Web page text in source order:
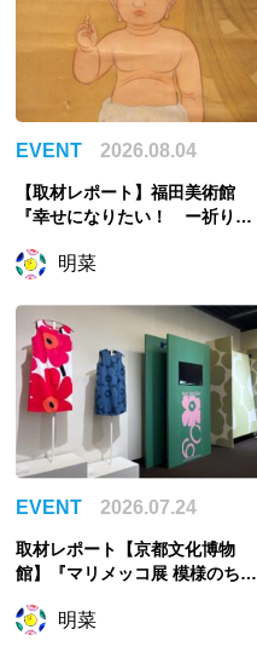
EVENT 2026.08.04
【取材レポート】福田美術館
『幸せになりたい！ ー祈りの
私が祈ったこと
明菜
EVENT 2026.07.24
取材レポート【京都文化博物
館】『マリメッコ展 模様のちか
ing -Beauty, Dream, Love』
明菜